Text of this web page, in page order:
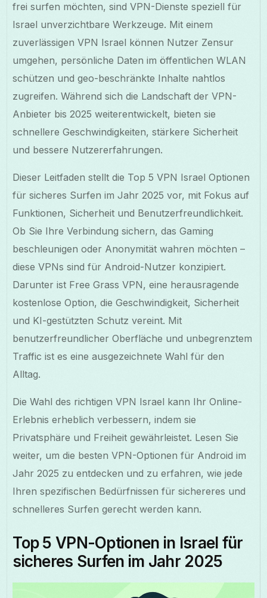
frei surfen möchten, sind VPN-Dienste speziell für
Israel unverzichtbare Werkzeuge. Mit einem
zuverlässigen VPN Israel können Nutzer Zensur
umgehen, persönliche Daten im öffentlichen WLAN
schützen und geo-beschränkte Inhalte nahtlos
zugreifen. Während sich die Landschaft der VPN-
Anbieter bis 2025 weiterentwickelt, bieten sie
schnellere Geschwindigkeiten, stärkere Sicherheit
und bessere Nutzererfahrungen.
Dieser Leitfaden stellt die Top 5 VPN Israel Optionen
für sicheres Surfen im Jahr 2025 vor, mit Fokus auf
Funktionen, Sicherheit und Benutzerfreundlichkeit.
Ob Sie Ihre Verbindung sichern, das Gaming
beschleunigen oder Anonymität wahren möchten –
diese VPNs sind für Android-Nutzer konzipiert.
Darunter ist Free Grass VPN, eine herausragende
kostenlose Option, die Geschwindigkeit, Sicherheit
und KI-gestützten Schutz vereint. Mit
benutzerfreundlicher Oberfläche und unbegrenztem
Traffic ist es eine ausgezeichnete Wahl für den
Alltag.
Die Wahl des richtigen VPN Israel kann Ihr Online-
Erlebnis erheblich verbessern, indem sie
Privatsphäre und Freiheit gewährleistet. Lesen Sie
weiter, um die besten VPN-Optionen für Android im
Jahr 2025 zu entdecken und zu erfahren, wie jede
Ihren spezifischen Bedürfnissen für sichereres und
schnelleres Surfen gerecht werden kann.
Top 5 VPN-Optionen in Israel für
sicheres Surfen im Jahr 2025